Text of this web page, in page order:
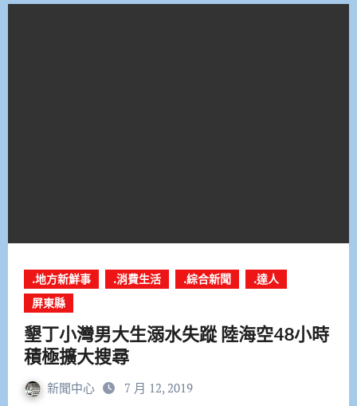
.地方新鮮事 .消費生活 .綜合新聞
.達人
屏東縣
墾丁小灣男大生溺水失蹤 陸海空48小時
積極擴大搜尋
新聞中心 7 月 12, 2019